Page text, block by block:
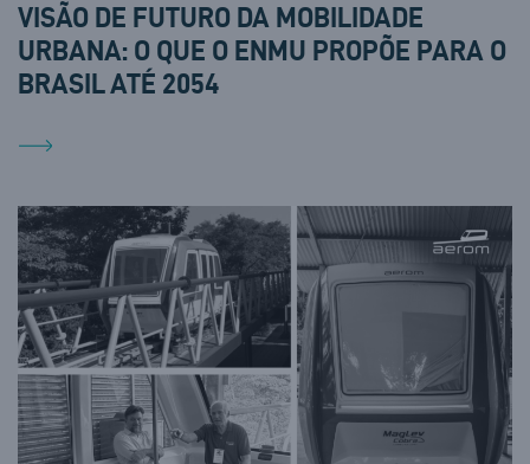
VISÃO DE FUTURO DA MOBILIDADE
URBANA: O QUE O ENMU PROPÕE PARA O
BRASIL ATÉ 2054